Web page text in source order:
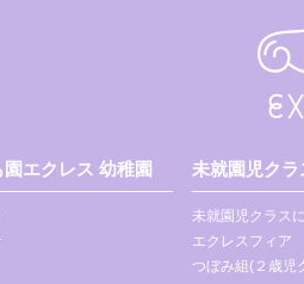
エクレス 幼稚園 未就園児クラ
未就園児クラス
エクレスフィア
つぼみ組(２歳児